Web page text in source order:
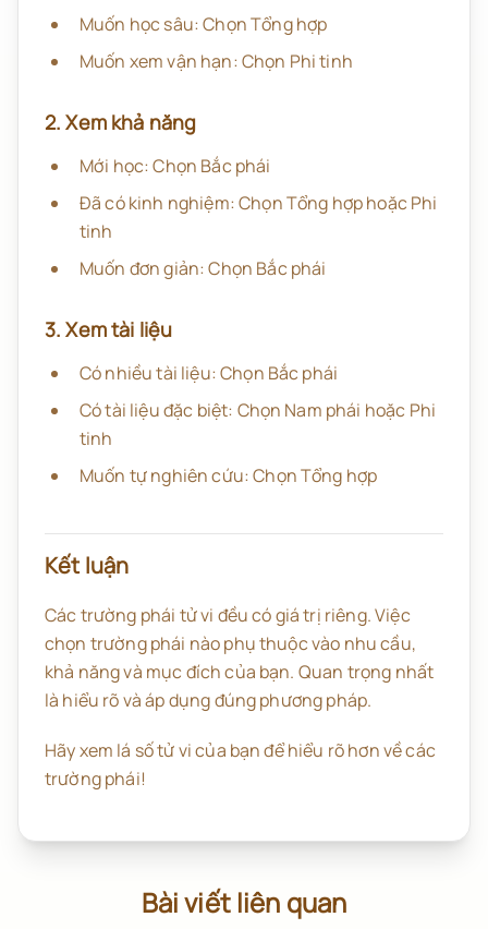
Muốn học sâu: Chọn Tổng hợp
Muốn xem vận hạn: Chọn Phi tinh
2. Xem khả năng
Mới học: Chọn Bắc phái
Đã có kinh nghiệm: Chọn Tổng hợp hoặc Phi
tinh
Muốn đơn giản: Chọn Bắc phái
3. Xem tài liệu
Có nhiều tài liệu: Chọn Bắc phái
Có tài liệu đặc biệt: Chọn Nam phái hoặc Phi
tinh
Muốn tự nghiên cứu: Chọn Tổng hợp
Kết luận
Các trường phái tử vi đều có giá trị riêng. Việc
chọn trường phái nào phụ thuộc vào nhu cầu,
khả năng và mục đích của bạn. Quan trọng nhất
là hiểu rõ và áp dụng đúng phương pháp.
Hãy xem lá số tử vi của bạn để hiểu rõ hơn về các
trường phái!
Bài viết liên quan